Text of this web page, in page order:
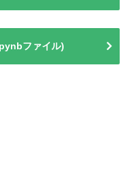
ファイル)